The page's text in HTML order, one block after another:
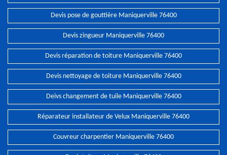
Devis pose de gouttière Maniquerville 76400
Devis zingueur Maniquerville 76400
Devis réparation de toiture Maniquerville 76400
Devis nettoyage de toiture Maniquerville 76400
Deivs changement de tuile Maniquerville 76400
Réparateur installateur de Velux Maniquerville 76400
Couvreur charpentier Maniquerville 76400